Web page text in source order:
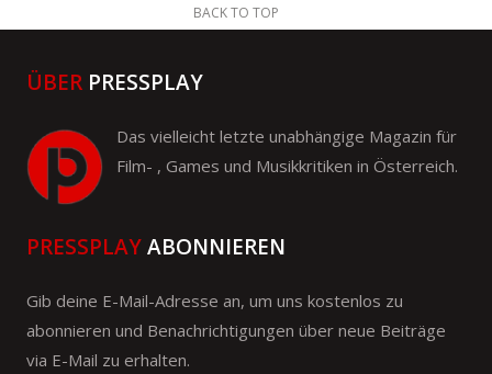
BACK TO TOP
ÜBER PRESSPLAY
Das vielleicht letzte unabhängige Magazin für
Film- , Games und Musikkritiken in Österreich.
PRESSPLAYABONNIEREN
Gib deine E-Mail-Adresse an, um uns kostenlos zu
abonnieren und Benachrichtigungen über neue Beiträge
via E-Mail zu erhalten.